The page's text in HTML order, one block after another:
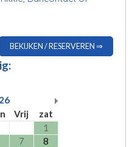
BEKIJKEN / RESERVEREN ⇒
Vrij
zat
1
7
8